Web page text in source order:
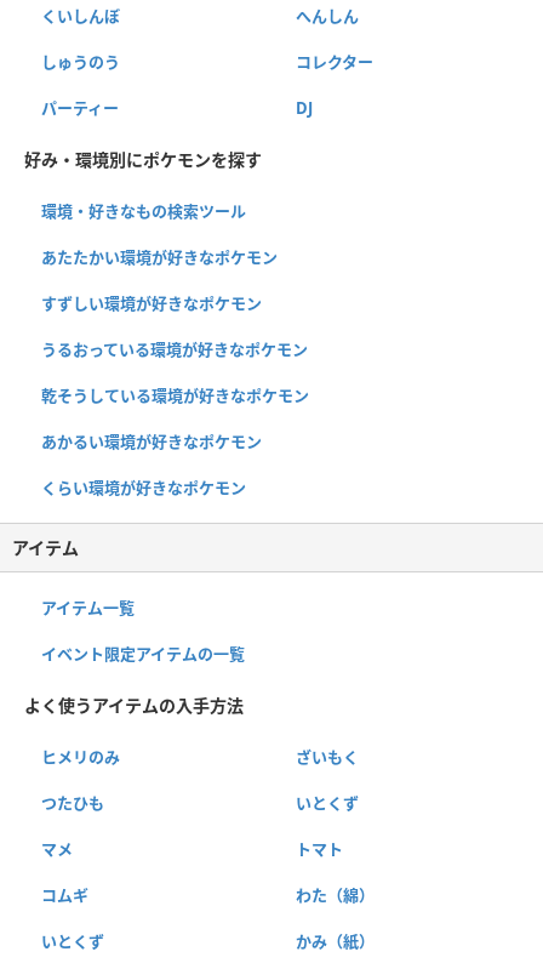
くいしんぼ へんしん
しゅうのう コレクター
パーティー DJ
好み・環境別にポケモンを探す
環境・好きなもの検索ツール
あたたかい環境が好きなポケモン
すずしい環境が好きなポケモン
うるおっている環境が好きなポケモン
乾そうしている環境が好きなポケモン
あかるい環境が好きなポケモン
くらい環境が好きなポケモン
アイテム
アイテム一覧
イベント限定アイテムの一覧
よく使うアイテムの入手方法
ヒメリのみ ざいもく
つたひも いとくず
マメ トマト
コムギ わた（綿）
いとくず かみ（紙）